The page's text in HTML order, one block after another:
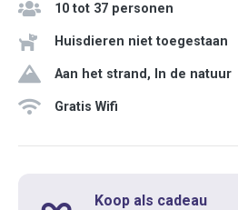
10 tot 37 personen
Huisdieren niet toegestaan
Aan het strand, In de natuur
Gratis Wifi
Koop als cadeau